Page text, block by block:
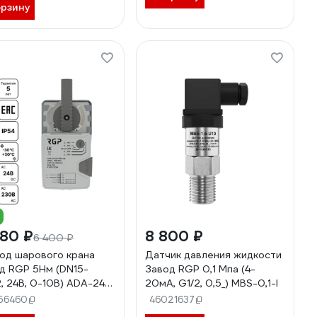
₽6 400 ₽
шарового крана
5Нм (DN15-
24В, 0-10В) ADA-24-
BV
8 800 ₽
Датчик давления жидкости
Завод RGP 0,1 Мпа (4-
20мА, G1/2, 0,5_) MBS-0,1-I
46021637